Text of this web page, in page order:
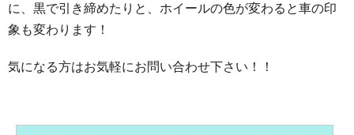
に、黒で引き締めたりと、ホイールの色が変わると車の印
象も変わります！
気になる方はお気軽にお問い合わせ下さい！！